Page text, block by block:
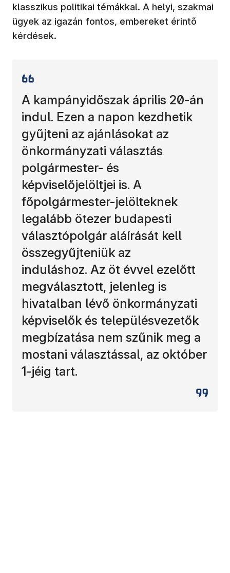
klasszikus politikai témákkal. A helyi, szakmai
ügyek az igazán fontos, embereket érintő
kérdések.
A kampányidőszak április 20-án
indul. Ezen a napon kezdhetik
gyűjteni az ajánlásokat az
önkormányzati választás
polgármester- és
képviselőjelöltjei is. A
főpolgármester-jelölteknek
legalább ötezer budapesti
választópolgár aláírását kell
összegyűjteniük az
induláshoz. Az öt évvel ezelőtt
megválasztott, jelenleg is
hivatalban lévő önkormányzati
képviselők és településvezetők
megbízatása nem szűnik meg a
mostani választással, az október
1-jéig tart.